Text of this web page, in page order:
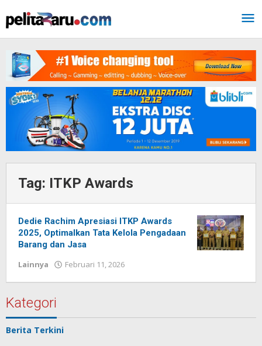
ke
konten
Tag: ITKP Awards
Dedie Rachim Apresiasi ITKP Awards
2025, Optimalkan Tata Kelola Pengadaan
Barang dan Jasa
Lainnya
Februari 11, 2026
Kategori
Berita Terkini